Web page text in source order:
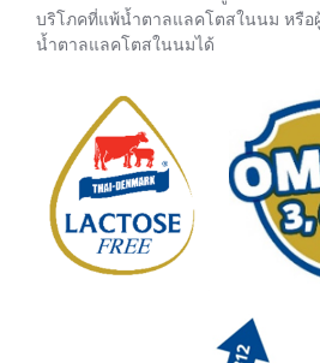
บริโภคที่แพ้น้ำตาลแลคโตสในนม หรือ
น้ำตาลแลคโตสในนมได้